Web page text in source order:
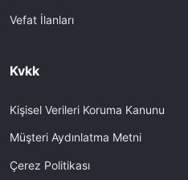
Vefat İlanları
Kvkk
Kişisel Verileri Koruma Kanunu
Müşteri Aydınlatma Metni
Çerez Politikası